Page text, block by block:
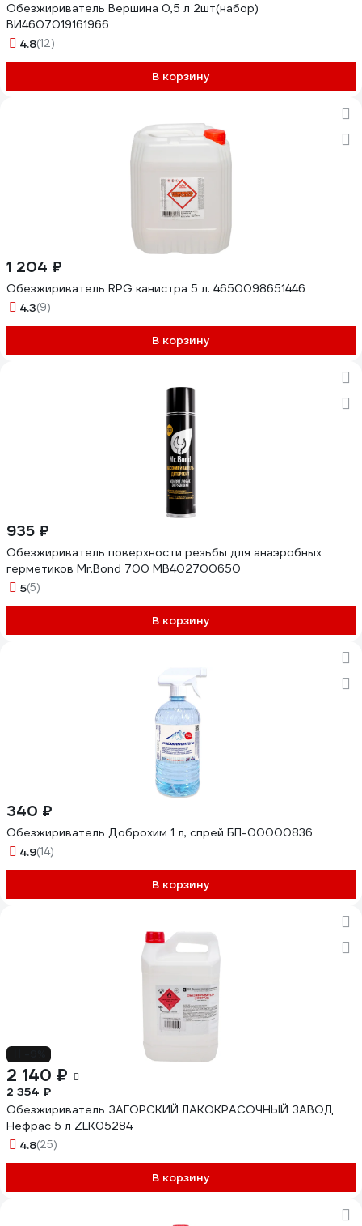
Обезжириватель Вершина 0,5 л 2шт(набор)
ВИ4607019161966
4.8(12)
В корзину
1 204 ₽
Обезжириватель RPG канистра 5 л. 4650098651446
4.3(9)
В корзину
935 ₽
Обезжириватель поверхности резьбы для анаэробных
герметиков Mr.Bond 700 MB402700650
5(5)
В корзину
340 ₽
Обезжириватель Доброхим 1 л, спрей БП-00000836
4.9(14)
В корзину
2 140 ₽
2 354 ₽
Обезжириватель ЗАГОРСКИЙ ЛАКОКРАСОЧНЫЙ ЗАВОД
Нефрас 5 л ZLK05284
4.8(25)
В корзину